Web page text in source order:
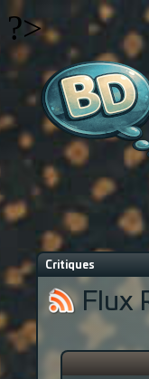
?>
Critiques
Flux